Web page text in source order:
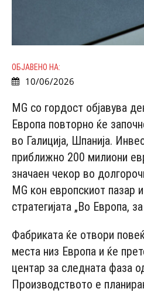
ОБЈАВЕНО НА:
10/06/2026
MG со гордост објавува
Европа повторно ќе
во Галиција, Шпанија.
приближно 200 милиони
значаен чекор во
MG кон европскиот пазар
стратегијата „Во Европа,
Фабриката ќе отвори
места низ Европа и ќе
центар за следната фаза
Производството е